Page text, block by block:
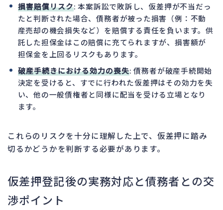
損害賠償リスク: 本案訴訟で敗訴し、仮差押が不当だっ
たと判断された場合、債務者が被った損害（例：不動
産売却の機会損失など）を賠償する責任を負います。供
託した担保金はこの賠償に充てられますが、損害額が
担保金を上回るリスクもあります。
破産手続きにおける効力の喪失: 債務者が破産手続開始
決定を受けると、すでに行われた仮差押はその効力を失
い、他の一般債権者と同様に配当を受ける立場となり
ます。
これらのリスクを十分に理解した上で、仮差押に踏み
切るかどうかを判断する必要があります。
仮差押登記後の実務対応と債務者との交
渉ポイント